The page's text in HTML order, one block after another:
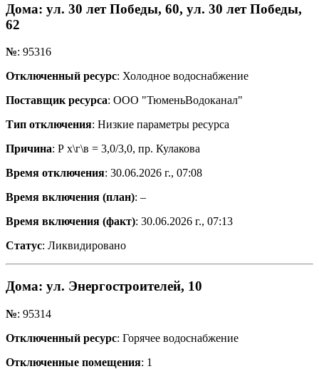
Дома: ул. 30 лет Победы, 60, ул. 30 лет Победы,
62
№: 95316
Отключенный ресурс: Холодное водоснабжение
Поставщик ресурса: ООО "ТюменьВодоканал"
Тип отключения: Низкие параметры ресурса
Причина: Р х\г\в = 3,0/3,0, пр. Кулакова
Время отключения: 30.06.2026 г., 07:08
Время включения (план): –
Время включения (факт): 30.06.2026 г., 07:13
Статус: Ликвидировано
Дома: ул. Энергостроителей, 10
№: 95314
Отключенный ресурс: Горячее водоснабжение
Отключенные помещения: 1